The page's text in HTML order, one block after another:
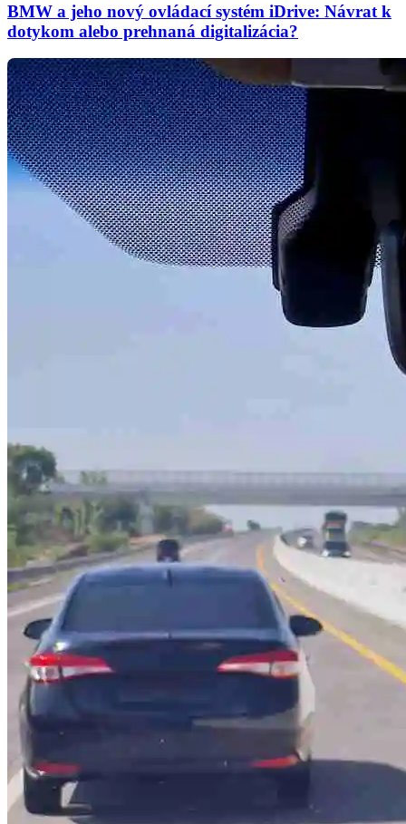
BMW a jeho nový ovládací systém iDrive: Návrat k
dotykom alebo prehnaná digitalizácia?